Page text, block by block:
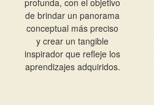
profunda, con el objetivo
de brindar un panorama
conceptual más preciso
y crear un tangible
inspirador que refleje los
aprendizajes adquiridos.